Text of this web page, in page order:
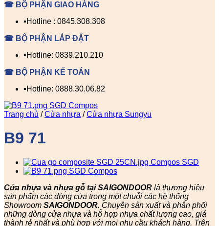
☎ BỘ PHẬN GIAO HÀNG
▪️Hotline : 0845.308.308
☎ BỘ PHẬN LẮP ĐẶT
▪️Hotline: 0839.210.210
☎ BỘ PHẬN KẾ TOÁN
▪️Hotline: 0888.30.06.82
Trang chủ / Cửa nhựa / Cửa nhựa Sungyu
B9 71
Cửa nhựa và nhựa gỗ tại SAIGONDOOR là thương hiệu
sản phẩm các dòng cửa trong một chuỗi các hệ thống
Showroom SAIGONDOOR. Chuyên sản xuất và phân phối
những dòng cửa nhựa và hỗ hợp nhựa chất lượng cao, giá
thành rẻ nhất và phù hợp với mọi nhu cầu khách hàng. Trên